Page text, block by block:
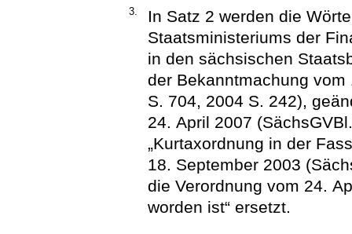
3.
In Satz 2 werden die
Staatsministeriums der
in den sächsischen
der Bekanntmachung
S. 704, 2004 S. 242),
24. April 2007
„Kurtaxordnung in der
18. September 2003
die Verordnung vom 24.
worden ist“ ersetzt.